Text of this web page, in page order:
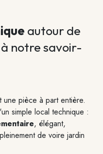
autour de
notre savoir-
pièce à part entière.
simple local technique :
, élégant,
de voire jardin